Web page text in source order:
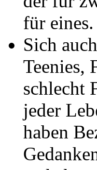
für
Sich
Teenies,
schlecht
jeder
haben